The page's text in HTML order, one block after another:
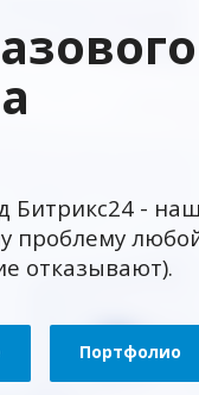
Битрикс24 -
проблему
отказывают).
Портфолио